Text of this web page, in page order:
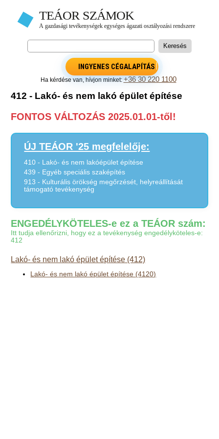
INGYENES CÉGALAPÍTÁS
Ha kérdése van, hívjon minket:+36 30 220 1100
412 - Lakó- és nem lakó épület építése
FONTOS VÁLTOZÁS 2025.01.01-től!
ÚJ TEÁOR '25 megfelelője:
410 - Lakó- és nem lakóépület építése
439 - Egyéb speciális szaképítés
913 - Kulturális örökség megőrzését, helyreállítását
támogató tevékenység
ENGEDÉLYKÖTELES-e ez a TEÁOR szám:
Itt tudja ellenőrizni, hogy ez a tevékenység engedélyköteles-e:
412
Lakó- és nem lakó épület építése (412)
Lakó- és nem lakó épület építése (4120)